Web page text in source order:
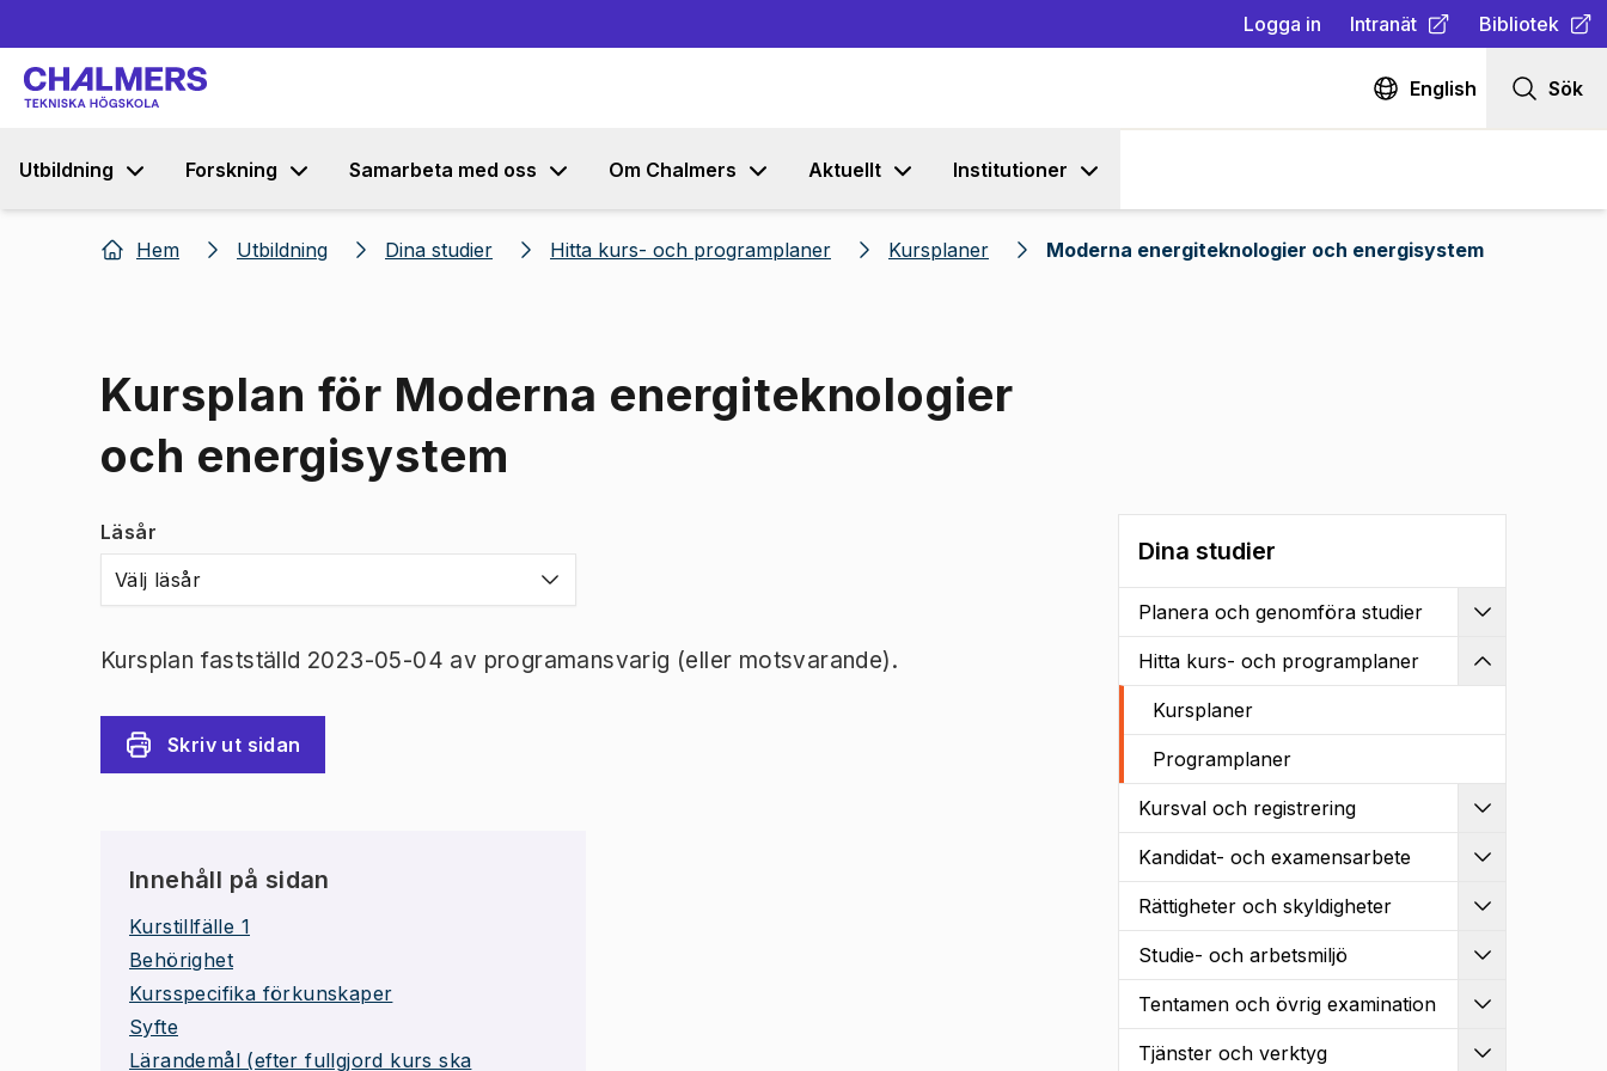
Logga in Intranät
(Öppnas i ny flik)
Bibliotek
(Öppnas i ny
English Sök
Utbildning Forskning Samarbeta med oss Om Chalmers Aktuellt Institutioner
Hem Utbildning Dina studier Hitta kurs- och programplaner Kursplaner Moderna energiteknologier och energisystem
Kursplan för Moderna energiteknologier
och energisystem
Läsår
Välj läsår
Kursplan fastställd 2023-05-04 av programansvarig (eller motsvarande).
Skriv ut sidan
Innehåll på sidan
Kurstillfälle 1
Behörighet
Kursspecifika förkunskaper
Syfte
Lärandemål (efter fullgjord kurs ska
Dina studier
Planera och genomföra studier
Hitta kurs- och programplaner
Kursplaner
Programplaner
Kursval och registrering
Kandidat- och examensarbete
Rättigheter och skyldigheter
Studie- och arbetsmiljö
Tentamen och övrig examination
Tjänster och verktyg